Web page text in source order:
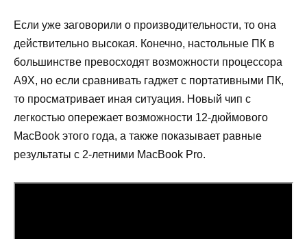
Если уже заговорили о производительности, то она
действительно высокая. Конечно, настольные ПК в
большинстве превосходят возможности процессора
A9X, но если сравнивать гаджет с портативными ПК,
то просматривает иная ситуация. Новый чип с
легкостью опережает возможности 12-дюймового
MacBook этого года, а также показывает равные
результаты с 2-летними MacBook Pro.